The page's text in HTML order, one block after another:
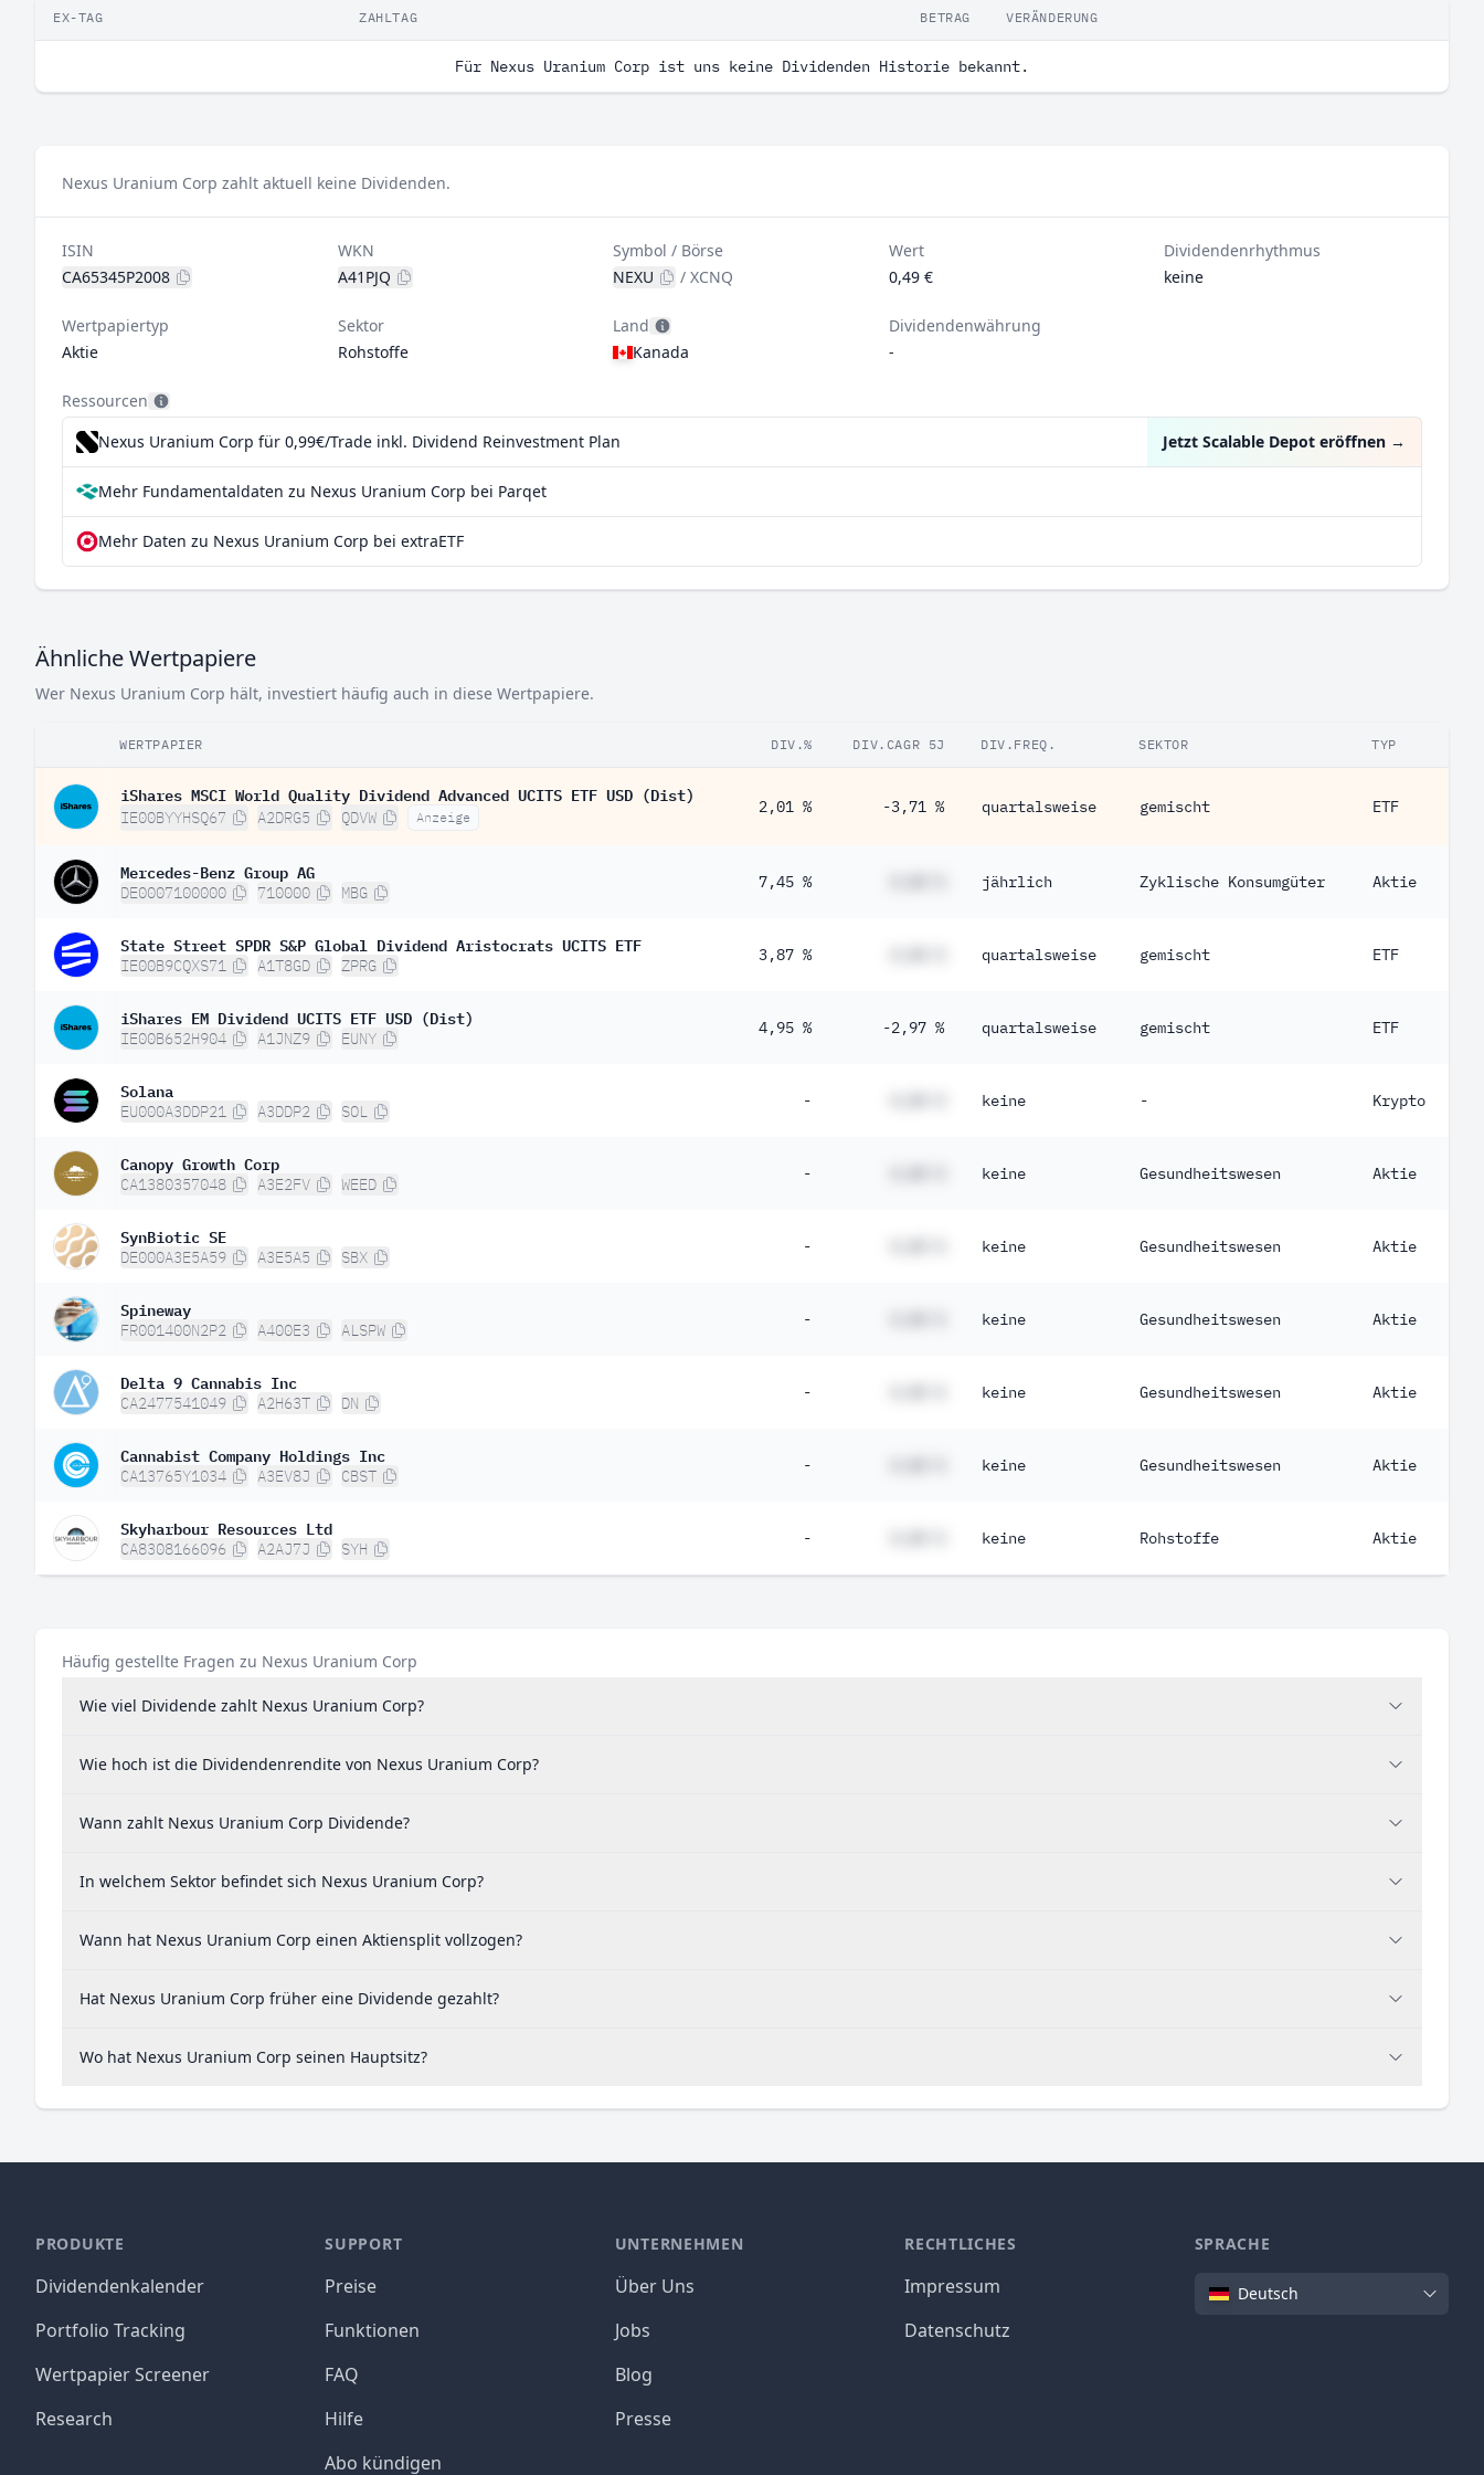
EX-TAG ZAHLTAG BETRAG VERÄNDERUNG
Für Nexus Uranium Corp ist uns keine Dividenden Historie bekannt.
Nexus Uranium Corp zahlt aktuell keine Dividenden.
ISIN
CA65345P2008
WKN
A41PJQ
Symbol / Börse
NEXU
/XCNQ
Wert
0,49 €
Dividendenrhythmus
keine
Wertpapiertyp
Aktie
Sektor
Rohstoffe
Land
Kanada
Dividendenwährung
-
Ressourcen
Nexus Uranium Corp für 0,99€/Trade inkl. Dividend Reinvestment Plan
Jetzt Scalable Depot eröffnen →
Mehr Fundamentaldaten zu Nexus Uranium Corp bei Parqet
Mehr Daten zu Nexus Uranium Corp bei extraETF
Ähnliche Wertpapiere
Wer Nexus Uranium Corp hält, investiert häufig auch in diese Wertpapiere.
WERTPAPIER DIV.% DIV.CAGR 5J DIV.FREQ. SEKTOR TYP
iShares MSCI World Quality Dividend Advanced UCITS ETF USD (Dist)
IE00BYYHSQ67 A2DRG5 QDVW Anzeige
2,01 % -3,71 % quartalsweise gemischt ETF
Mercedes-Benz Group AG
DE0007100000 710000 MBG
7,45 % jährlich Zyklische Konsumgüter Aktie
State Street SPDR S&P Global Dividend Aristocrats UCITS ETF
IE00B9CQXS71 A1T8GD ZPRG
3,87 % quartalsweise gemischt ETF
iShares EM Dividend UCITS ETF USD (Dist)
IE00B652H904 A1JNZ9 EUNY
4,95 % -2,97 % quartalsweise gemischt ETF
Solana
EU000A3DDP21 A3DDP2 SOL
- keine - Krypto
Canopy Growth Corp
CA1380357048 A3E2FV WEED
- keine Gesundheitswesen Aktie
SynBiotic SE
DE000A3E5A59 A3E5A5 SBX
- keine Gesundheitswesen Aktie
Spineway
FR001400N2P2 A400E3 ALSPW
- keine Gesundheitswesen Aktie
Delta 9 Cannabis Inc
CA2477541049 A2H63T DN
- keine Gesundheitswesen Aktie
Cannabist Company Holdings Inc
CA13765Y1034 A3EV8J CBST
- keine Gesundheitswesen Aktie
Skyharbour Resources Ltd
CA8308166096 A2AJ7J SYH
- keine Rohstoffe Aktie
Häufig gestellte Fragen zu Nexus Uranium Corp
Wie viel Dividende zahlt Nexus Uranium Corp?
Wie hoch ist die Dividendenrendite von Nexus Uranium Corp?
Wann zahlt Nexus Uranium Corp Dividende?
In welchem Sektor befindet sich Nexus Uranium Corp?
Wann hat Nexus Uranium Corp einen Aktiensplit vollzogen?
Hat Nexus Uranium Corp früher eine Dividende gezahlt?
Wo hat Nexus Uranium Corp seinen Hauptsitz?
PRODUKTE
Dividendenkalender
Portfolio Tracking
Wertpapier Screener
Research
SUPPORT
Preise
Funktionen
FAQ
Hilfe
Abo kündigen
UNTERNEHMEN
Über Uns
Jobs
Blog
Presse
RECHTLICHES
Impressum
Datenschutz
SPRACHE
SpracheDeutsch